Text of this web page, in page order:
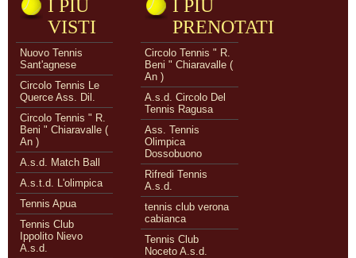
I PIÙ
VISTI
Nuovo Tennis
Sant'agnese
Circolo Tennis Le
Querce Ass. Dil.
Circolo Tennis " R.
Beni " Chiaravalle (
An )
A.s.d. Match Ball
A.s.t.d. L'olimpica
Tennis Apua
Tennis Club
Ippolito Nievo
A.s.d.
I PIÙ
PRENOTATI
Circolo Tennis " R.
Beni " Chiaravalle (
An )
A.s.d. Circolo Del
Tennis Ragusa
Ass. Tennis
Olimpica
Dossobuono
Rifredi Tennis
A.s.d.
tennis club verona
cabianca
Tennis Club
Noceto A.s.d.